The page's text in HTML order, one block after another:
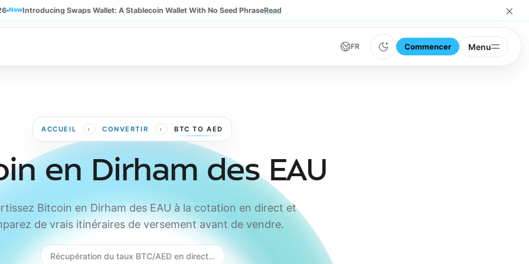
NewIntroducing Swaps Wallet: A Stablecoin Wallet With No Seed PhraseRead ×
FR Commencer Menu
ACCUEIL › CONVERTIR › BTC TO AED
en Dirham des EAU
Bitcoin en Dirham des EAU à la cotation en direct et
de vrais itinéraires de versement avant de vendre.
Récupération du taux BTC/AED en direct…